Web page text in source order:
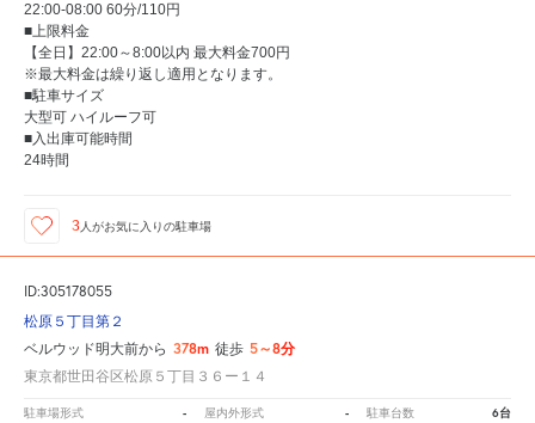
22:00-08:00 60分/110円
■上限料金
【全日】22:00～8:00以内 最大料金700円
※最大料金は繰り返し適用となります。
■駐車サイズ
大型可 ハイルーフ可
■入出庫可能時間
24時間
3人がお気に入りの駐車場
ID:305178055
松原５丁目第２
ベルウッド明大前から 378m 徒歩 5～8分
東京都世田谷区松原５丁目３６ー１４
駐車場形式 - 屋内外形式 - 駐車台数 6台